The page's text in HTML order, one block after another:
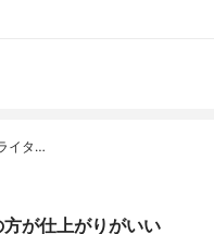
イタ…
が仕上がりがいい